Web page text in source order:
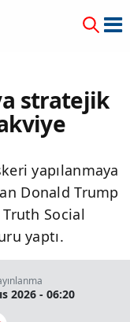
stratejik
yapılanmaya
Donald Trump
Social
yaptı.
2026 - 06:20